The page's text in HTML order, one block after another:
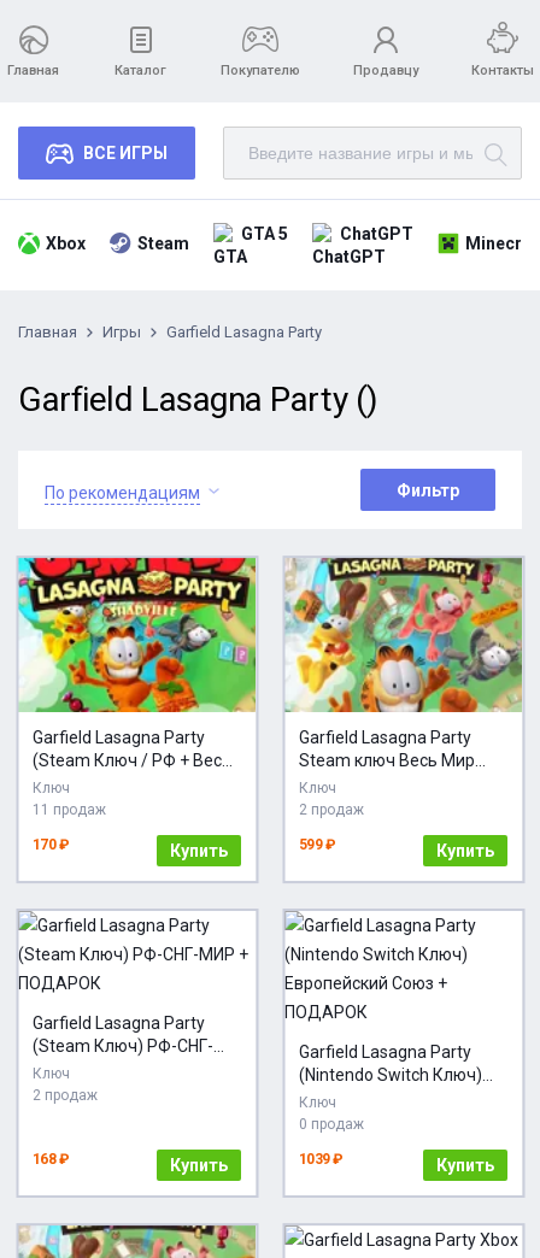
Главная Каталог Покупателю Продавцу Контакты
ВСЕ ИГРЫ
Xbox Steam GTA 5 ChatGPT
Главная Игры Garfield Lasagna Party
Garfield Lasagna Party ()
По рекомендациям Фильтр
Garfield Lasagna Party
(Steam Ключ / РФ + Весь
Мир)
Ключ
11 продаж
170 ₽ Купить
Garfield Lasagna Party
Steam ключ Весь Мир
Global + RU/CIS РФ Россия
СНГ стим
Ключ
2 продаж
599 ₽ Купить
Garfield Lasagna Party
(Steam Ключ) РФ-СНГ-
МИР + ПОДАРОК
Ключ
2 продаж
168 ₽ Купить
Garfield Lasagna Party
(Nintendo Switch Ключ)
Европейский Союз +
ПОДАРОК
Ключ
0 продаж
1039 ₽ Купить